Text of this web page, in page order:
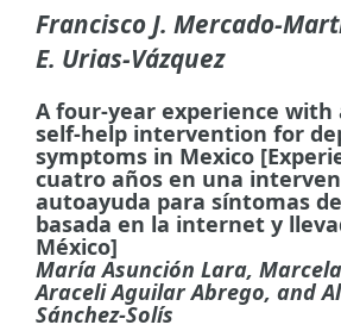
Francisco J. Mercado-
E. Urias-Vázquez
A four-year experience with
self-help intervention for
symptoms in Mexico
cuatro años en una
autoayuda para síntomas
basada en la internet y
México]
María Asunción Lara,
Araceli Aguilar Abrego, and
Sánchez-Solís